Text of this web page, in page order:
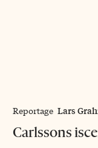
Reportage Lars
Carlssons